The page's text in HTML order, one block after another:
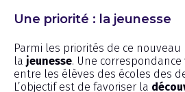
Une priorité : la jeunesse
Parmi les priorités de ce
la jeunesse. Une
entre les élèves des écoles des
L’objectif est de favoriser la